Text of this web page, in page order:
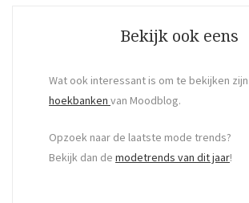
Bekijk ook eens
Wat ook interessant is om te bekijken
hoekbanken van Moodblog.
Opzoek naar de laatste mode trends?
Bekijk dan de modetrends van dit jaar!